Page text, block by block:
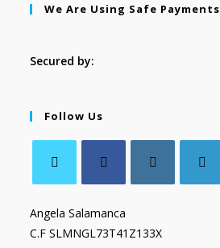
We Are Using Safe Payments
Secured by:
Follow Us
Angela Salamanca
C.F SLMNGL73T41Z133X